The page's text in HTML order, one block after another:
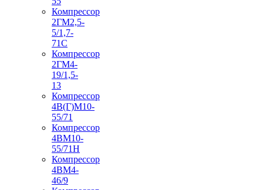
Компрессор
2ГМ2,5-
5/1,7-
71С
Компрессор
2ГМ4-
19/1,5-
13
Компрессор
4В(Г)М10-
55/71
Компрессор
4ВМ10-
55/71Н
Компрессор
4ВМ4-
46/9